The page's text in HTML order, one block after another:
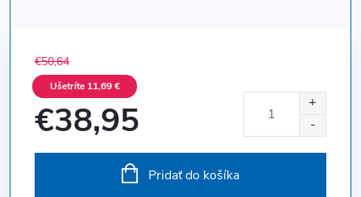
€50,64
Ušetríte 11,69 €
€38,95
Pridať do košíka